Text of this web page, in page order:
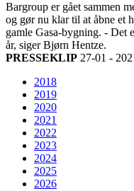
Bargroup er gået sammen
og gør nu klar til at åbne et
gamle Gasa-bygning. - Det
år, siger Bjørn Hentze.
PRESSEKLIP 27-01 -
2018
2019
2020
2021
2022
2023
2024
2025
2026